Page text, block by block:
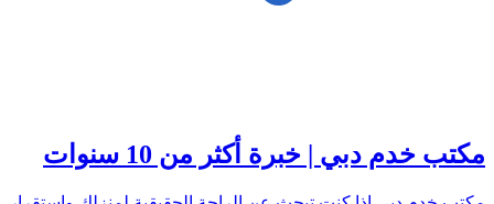
مكتب خدم دبي | خبرة أكثر من 10 سنوات